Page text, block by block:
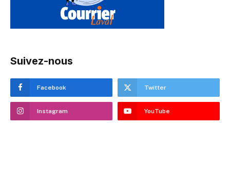
Suivez-nous
Facebook Twitter
Instagram YouTube